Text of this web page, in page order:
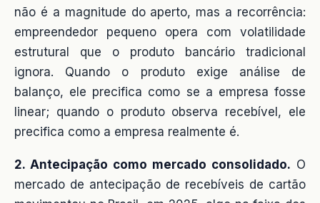
não é a magnitude do aperto, mas a recorrência:
empreendedor pequeno opera com volatilidade
estrutural que o produto bancário tradicional
ignora. Quando o produto exige análise de
balanço, ele precifica como se a empresa fosse
linear; quando o produto observa recebível, ele
precifica como a empresa realmente é.
2. Antecipação como mercado consolidado. O
mercado de antecipação de recebíveis de cartão